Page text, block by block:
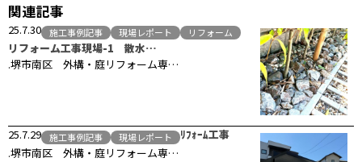
関連記事
25.7.30 施工事例記事 現場レポート リフォーム
リフォーム工事現場-1 散水…
.堺市南区 外構・庭リフォーム専…
25.7.29 施工事例記事 現場レポート
ﾘﾌｫｰﾑ工事
.堺市南区 外構・庭リフォーム専…